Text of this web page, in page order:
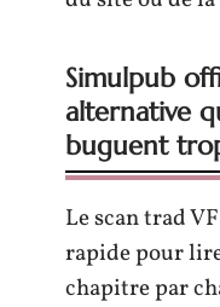
Simulpub
alternative
buguent
Le scan trad
rapide pour
chapitre par